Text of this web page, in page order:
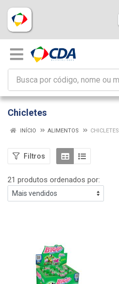
Chicletes
INÍCIO ALIMENTOS CHICLETES
Filtros
21 produtos ordenados por: